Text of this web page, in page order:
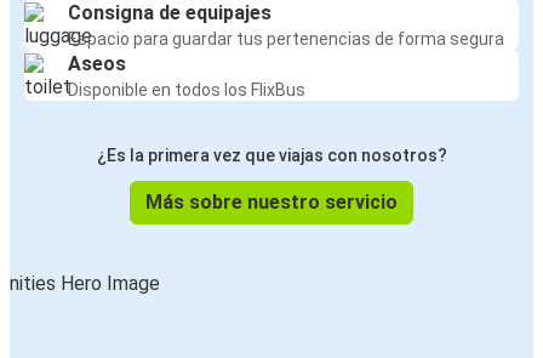
Consigna de equipajes
Espacio para guardar tus pertenencias de forma segura
Aseos
Disponible en todos los FlixBus
¿Es la primera vez que viajas con nosotros?
Más sobre nuestro servicio